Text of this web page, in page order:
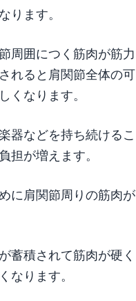
ります。
周囲につく筋肉が筋力
れると肩関節全体の可
なります。
器などを持ち続けるこ
担が増えます。
に肩関節周りの筋肉が
蓄積されて筋肉が硬く
なります。